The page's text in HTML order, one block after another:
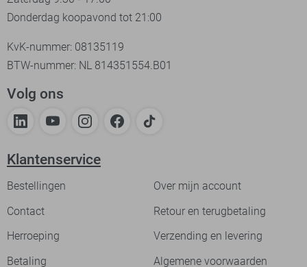
Donderdag koopavond tot 21:00
KvK-nummer: 08135119
BTW-nummer: NL 814351554.B01
Volg ons
Klantenservice
Bestellingen
Over mijn account
Contact
Retour en terugbetaling
Herroeping
Verzending en levering
Betaling
Algemene voorwaarden